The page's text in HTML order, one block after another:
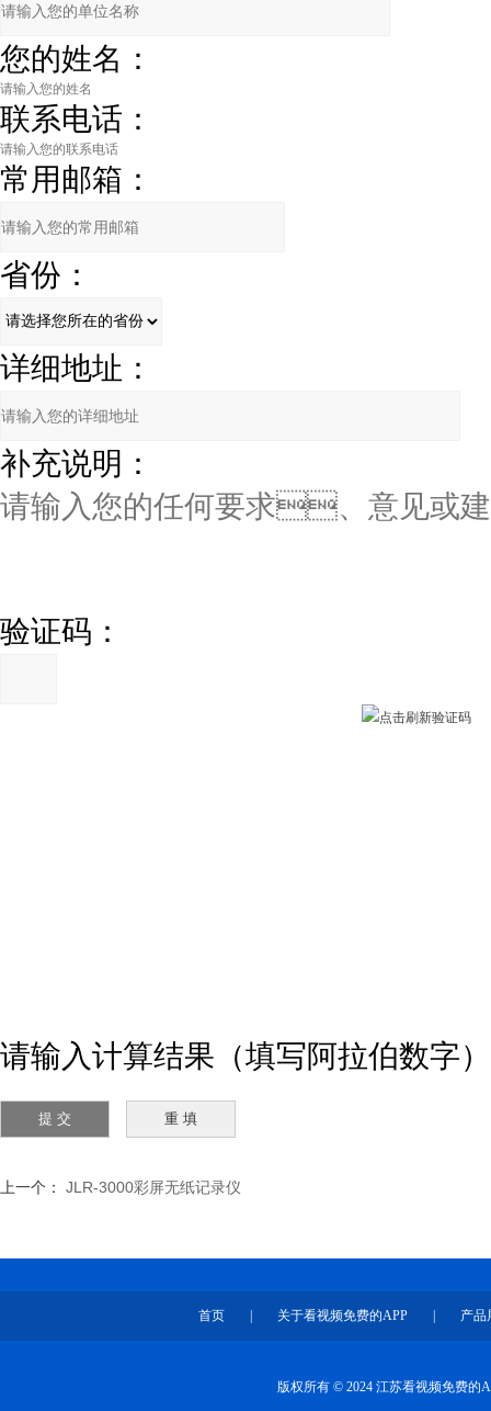
您的姓名：
联系电话：
常用邮箱：
省份：
详细地址：
补充说明：
验证码：
请输入计算结果（填写阿拉伯数字）
上一个： JLR-3000彩屏无纸记录仪
首页 关于看视频免费的APP 产品
版权所有 © 2024 江苏看视频免费的